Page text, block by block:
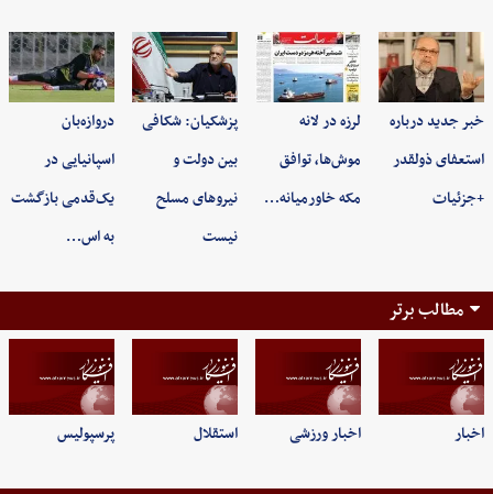
خبر جدید درباره
استعفای ذولقدر
+جزئیات
لرزه در لانه
موش‌ها، توافق
مکه خاورمیانه…
پزشکیان: شکافی
بین دولت و
نیروهای مسلح
نیست
دروازه‌بان
اسپانیایی در
یک‌قدمی بازگشت
به اس…
مطالب برتر
اخبار اخبار ورزشی استقلال پرسپولیس